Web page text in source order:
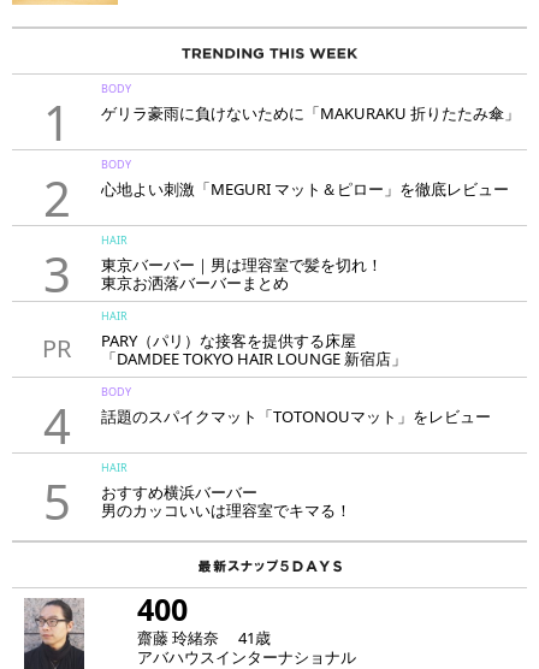
1
BODY
ゲリラ豪雨に負けないために「MAKURAKU 折りたたみ傘」
2
BODY
心地よい刺激「MEGURI マット＆ピロー」を徹底レビュー
3
HAIR
東京バーバー｜男は理容室で髪を切れ！
東京お洒落バーバーまとめ
PR
HAIR
PARY（パリ）な接客を提供する床屋
「DAMDEE TOKYO HAIR LOUNGE 新宿店」
4
BODY
話題のスパイクマット「TOTONOUマット」をレビュー
5
HAIR
おすすめ横浜バーバー
男のカッコいいは理容室でキマる！
400
齋藤 玲緒奈 41歳
アバハウスインターナショナル